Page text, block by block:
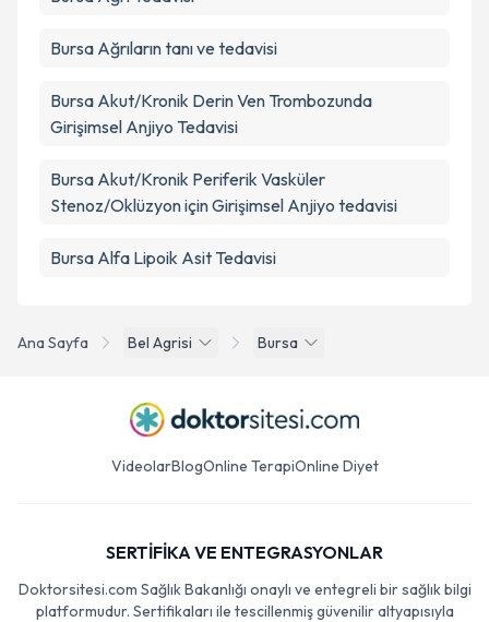
Ana Sayfa Bel Agrisi Bursa
Bursa Ağrıların tanı ve tedavisi
Bursa Akut/Kronik Derin Ven Trombozunda
Girişimsel Anjiyo Tedavisi
Bursa Akut/Kronik Periferik Vasküler
Stenoz/Oklüzyon için Girişimsel Anjiyo tedavisi
Bursa Alfa Lipoik Asit Tedavisi
VideolarBlogOnline TerapiOnline Diyet
SERTİFİKA VE ENTEGRASYONLAR
Doktorsitesi.com Sağlık Bakanlığı onaylı ve entegreli bir sağlık bilgi
platformudur. Sertifikaları ile tescillenmiş güvenilir altyapısıyla